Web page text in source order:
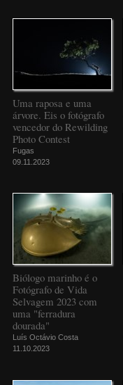
Uma raposa e uma
árvore. Eis o fotógrafo
vencedor do Rewilding
Photo Contest
Fugas
09.11.2023
Biólogo marinho é o
Fotógrafo de Vida
Selvagem 2023 com
uma "ferradura
dourada"
Luís Octávio Costa
11.10.2023